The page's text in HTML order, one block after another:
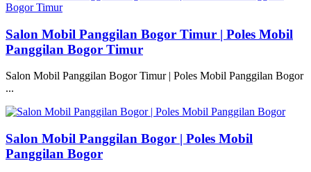
Salon Mobil Panggilan Bogor Timur | Poles Mobil
Panggilan Bogor Timur
Salon Mobil Panggilan Bogor Timur | Poles Mobil Panggilan Bogor
...
Salon Mobil Panggilan Bogor | Poles Mobil
Panggilan Bogor